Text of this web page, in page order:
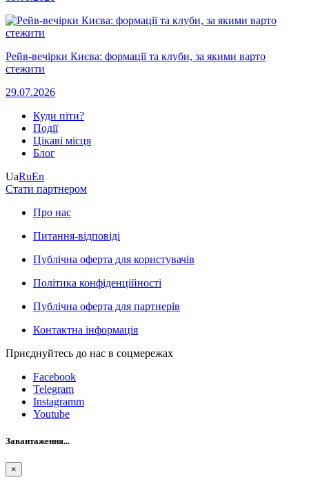
Рейв-вечірки Києва: формації та клуби, за якими варто
стежити
29.07.2026
Куди піти?
Події
Цікаві місця
Блог
UaRuEn
Стати партнером
Про нас
Питання-відповіді
Публічна оферта для користувачів
Політика конфіденційності
Публічна оферта для партнерів
Контактна інформація
Приєднуйтесь до нас в соцмережах
Facebook
Telegram
Instagramm
Youtube
Завантаження...
×